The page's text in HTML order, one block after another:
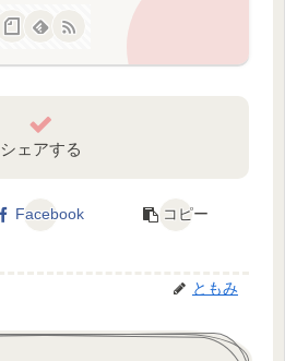
シェアする
Facebook コピー
ともみ